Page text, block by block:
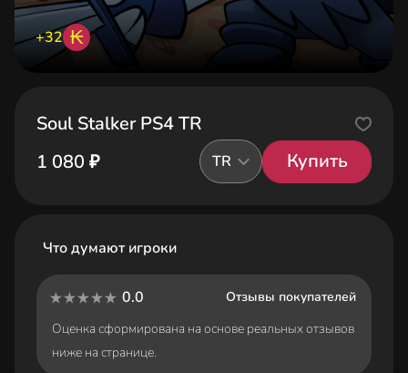
+32 ₭
Soul Stalker PS4 TR
1 080 ₽
TR Купить
Что думают игроки
0.0
Отзывы покупателей
Оценка сформирована на основе реальных отзывов
ниже на странице.